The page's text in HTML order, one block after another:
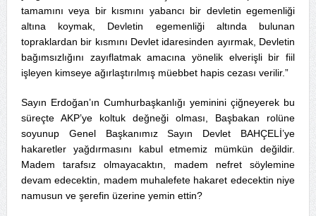
tamamını veya bir kısmını yabancı bir devletin egemenliği
altına koymak, Devletin egemenliği altında bulunan
topraklardan bir kısmını Devlet idaresinden ayırmak, Devletin
bağımsızlığını zayıflatmak amacına yönelik elverişli bir fiil
işleyen kimseye ağırlaştırılmış müebbet hapis cezası verilir.”
Sayın Erdoğan’ın Cumhurbaşkanlığı yeminini çiğneyerek bu
süreçte AKP’ye koltuk değneği olması, Başbakan rolüne
soyunup Genel Başkanımız Sayın Devlet BAHÇELİ’ye
hakaretler yağdırmasını kabul etmemiz mümkün değildir.
Madem tarafsız olmayacaktın, madem nefret söylemine
devam edecektin, madem muhalefete hakaret edecektin niye
namusun ve şerefin üzerine yemin ettin?